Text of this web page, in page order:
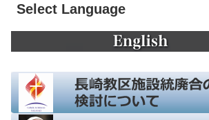
Select Language